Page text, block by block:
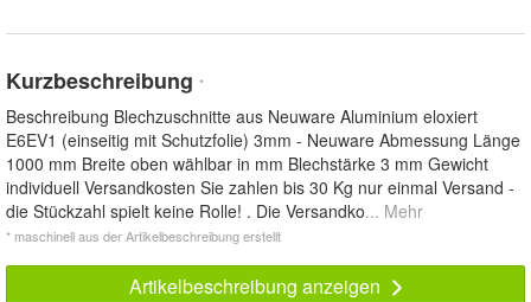
Kurzbeschreibung *
Beschreibung Blechzuschnitte aus Neuware Aluminium eloxiert
E6EV1 (einseitig mit Schutzfolie) 3mm - Neuware Abmessung Länge
1000 mm Breite oben wählbar in mm Blechstärke 3 mm Gewicht
individuell Versandkosten Sie zahlen bis 30 Kg nur einmal Versand -
die Stückzahl spielt keine Rolle! . Die Versandko... Mehr
* maschinell aus der Artikelbeschreibung erstellt
Artikelbeschreibung anzeigen